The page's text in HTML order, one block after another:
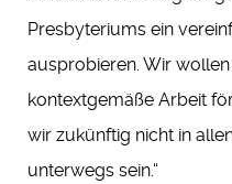
Presbyteriums ein
ausprobieren. Wir
kontextgemäße Arbeit
wir zukünftig nicht in
unterwegs sein.“